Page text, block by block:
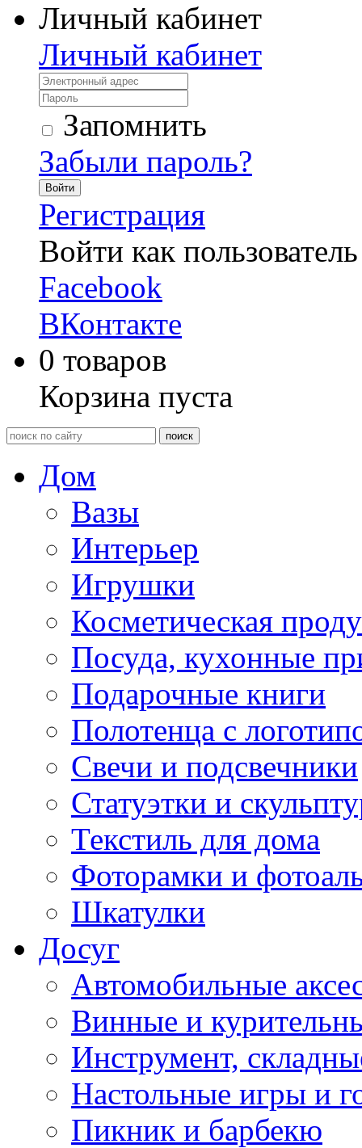
Личный кабинет
Личный кабинет
Запомнить
Забыли пароль?
Войти
Регистрация
Войти как пользователь
Facebook
ВКонтакте
0 товаров
Корзина пуста
Дом
Вазы
Интерьер
Игрушки
Косметическая
Посуда, кухонные
Подарочные книги
Полотенца с
Свечи и подсвечники
Статуэтки и
Текстиль для дома
Фоторамки и
Шкатулки
Досуг
Автомобильные
Винные и
Инструмент,
Настольные игры и
Пикник и барбекю